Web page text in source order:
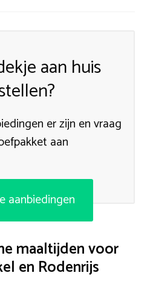
aan huis
er zijn en vraag
aan
aanbiedingen
maaltijden voor
en Rodenrijs